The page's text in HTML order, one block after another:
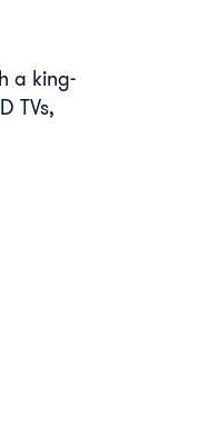
a king-
TVs,